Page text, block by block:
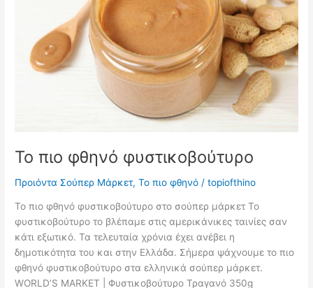
Το πιο φθηνό φυστικοβούτυρο
Προιόντα Σούπερ Μάρκετ,Το πιο φθηνό /topiofthino
Το πιο φθηνό φυστικοβούτυρο στο σούπερ μάρκετ Το
φυστικοβούτυρο το βλέπαμε στις αμερικάνικες ταινίες σαν
κάτι εξωτικό. Τα τελευταία χρόνια έχει ανέβει η
δημοτικότητα του και στην Ελλάδα. Σήμερα ψάχνουμε το πιο
φθηνό φυστικοβούτυρο στα ελληνικά σούπερ μάρκετ.
WORLD’S MARKET | Φυστικοβούτυρο Τραγανό 350g